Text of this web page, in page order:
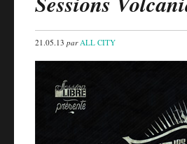
21.05.13 parALL CITY